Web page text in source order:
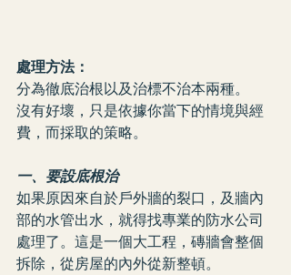
處理方法：
分為徹底治根以及治標不治本兩種。
沒有好壞，只是依據你當下的情境與經
費，而採取的策略。
一、要設底根治
如果原因來自於戶外牆的裂口，及牆內
部的水管出水，就得找專業的防水公司
處理了。這是一個大工程，磚牆會整個
拆除，從房屋的內外從新整頓。